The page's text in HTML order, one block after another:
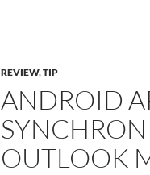
REVIEW,TIP
ANDROID
OUTLOOK